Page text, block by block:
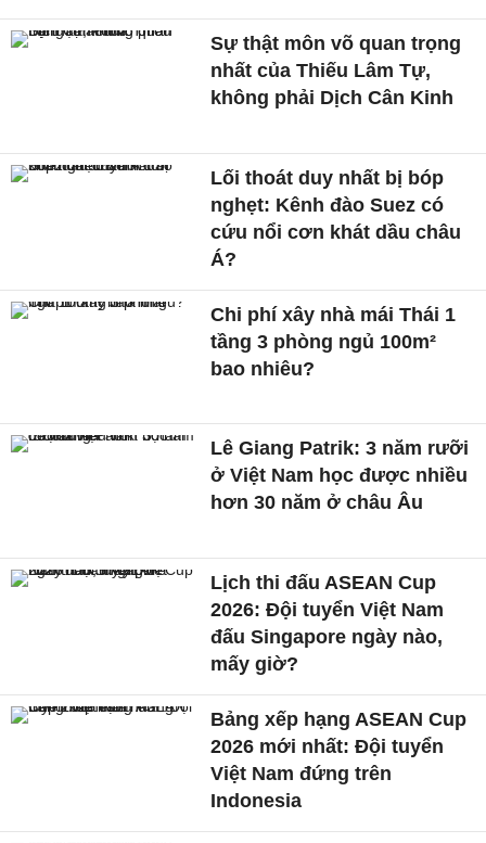
Sự thật môn võ quan trọng
nhất của Thiếu Lâm Tự,
không phải Dịch Cân Kinh
Lối thoát duy nhất bị bóp
nghẹt: Kênh đào Suez có
cứu nổi cơn khát dầu châu
Á?
Chi phí xây nhà mái Thái 1
tầng 3 phòng ngủ 100m²
bao nhiêu?
Lê Giang Patrik: 3 năm rưỡi
ở Việt Nam học được nhiều
hơn 30 năm ở châu Âu
Lịch thi đấu ASEAN Cup
2026: Đội tuyển Việt Nam
đấu Singapore ngày nào,
mấy giờ?
Bảng xếp hạng ASEAN Cup
2026 mới nhất: Đội tuyển
Việt Nam đứng trên
Indonesia